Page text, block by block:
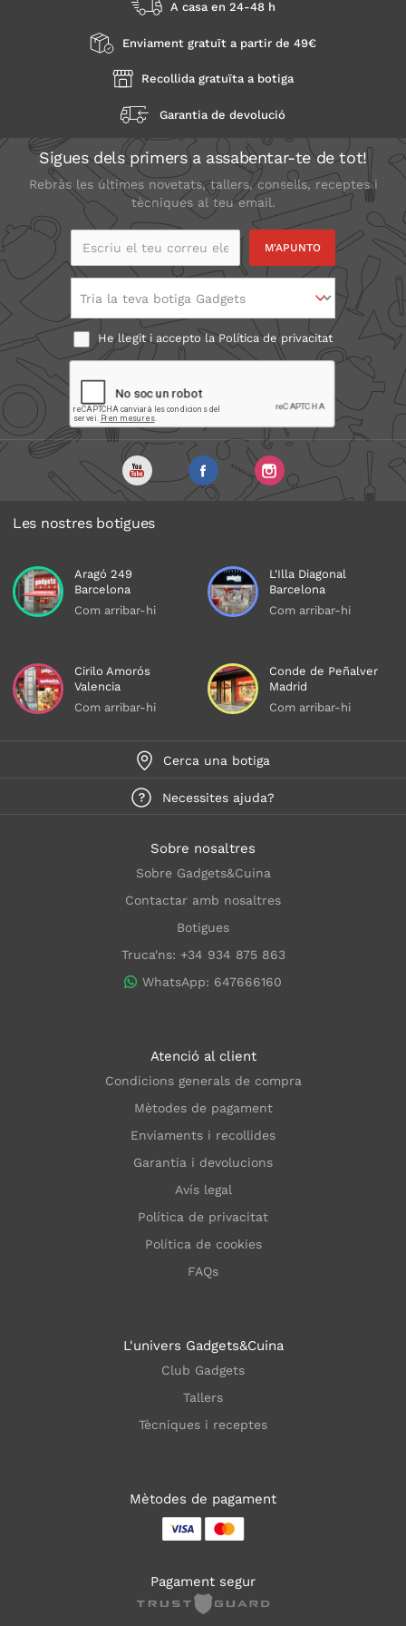
A casa en 24-48 h
Enviament gratuït a partir de 49€
Recollida gratuïta a botiga
Garantia de devolució
Sigues dels primers a assabentar-te de tot!
Rebràs les últimes novetats, tallers, consells, receptes i
tècniques al teu email.
Escriu el teu correu
Tria la teva botiga Gadgets
He llegit i accepto laPolítica de privacitat
Les nostres botigues
Aragó 249
Barcelona
Com arribar-hi
L'Illa Diagonal
Barcelona
Com arribar-hi
Cirilo Amorós
Valencia
Com arribar-hi
Conde de Peñalver
Madrid
Com arribar-hi
Cerca una botiga
Necessites ajuda?
Sobre nosaltres
Sobre Gadgets&Cuina
Contactar amb nosaltres
Botigues
Truca'ns: +34 934 875 863
WhatsApp: 647666160
Atenció al client
Condicions generals de compra
Mètodes de pagament
Enviaments i recollides
Garantia i devolucions
Avís legal
Política de privacitat
Política de cookies
FAQs
L'univers Gadgets&Cuina
Club Gadgets
Tallers
Tècniques i receptes
Mètodes de pagament
Pagament segur